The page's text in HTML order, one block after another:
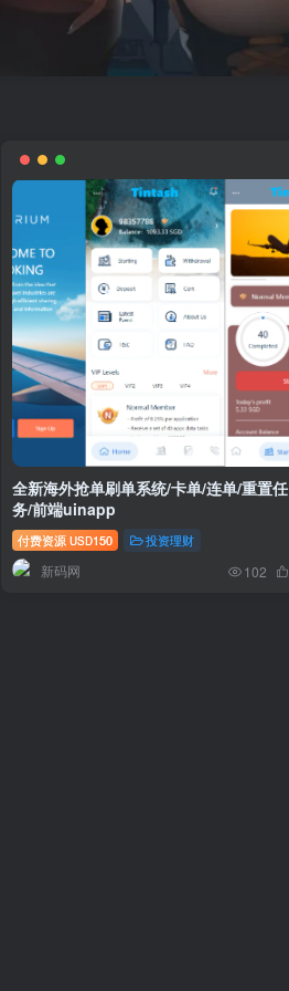
全新海外抢单刷单系统/卡单/连单/重置任
务/前端uinapp
付费资源 USD150 投资理财
新码网 102